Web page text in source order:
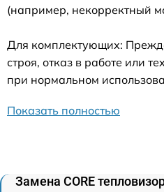
(например, некорректный
Для комплектующих:
строя, отказ в работе или
при нормальном
Показать полностью
Замена CORE